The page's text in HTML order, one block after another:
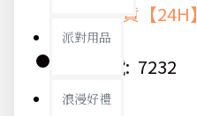
派對用品
浪漫好禮
快速出貨【24H】
貨號: 7232